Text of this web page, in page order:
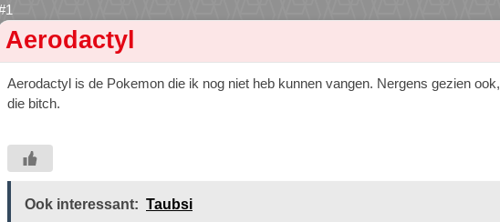
Aerodactyl
Aerodactyl is de Pokemon die ik nog niet heb kunnen vangen. Nergens gezien ook,
die bitch.
Ook interessant: Taubsi